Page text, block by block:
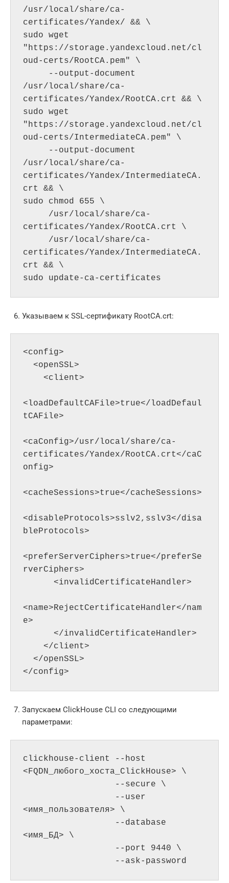
/usr/local/share/ca-
certificates/Yandex/ && \
sudo wget
"https://storage.yandexcloud.net/cl
oud-certs/RootCA.pem" \
--output-document
/usr/local/share/ca-
certificates/Yandex/RootCA.crt && \
sudo wget
"https://storage.yandexcloud.net/cl
oud-certs/IntermediateCA.pem" \
--output-document
/usr/local/share/ca-
certificates/Yandex/IntermediateCA.
crt && \
sudo chmod 655 \
/usr/local/share/ca-
certificates/Yandex/RootCA.crt \
/usr/local/share/ca-
certificates/Yandex/IntermediateCA.
crt && \
sudo update-ca-certificates
Указываем к SSL-сертификату RootCA.crt:
<config>
<openSSL>
<client>
<loadDefaultCAFile>true</loadDefaul
tCAFile>
<caConfig>/usr/local/share/ca-
certificates/Yandex/RootCA.crt</caC
onfig>
<cacheSessions>true</cacheSessions>
<disableProtocols>sslv2,sslv3</disa
bleProtocols>
<preferServerCiphers>true</preferSe
rverCiphers>
<invalidCertificateHandler>
<name>RejectCertificateHandler</nam
e>
</invalidCertificateHandler>
</client>
</openSSL>
</config>
Запускаем ClickHouse CLI со следующими
параметрами:
clickhouse-client --host
<FQDN_любого_хоста_ClickHouse> \
--secure \
--user
<имя_пользователя> \
--database
<имя_БД> \
--port 9440 \
--ask-password